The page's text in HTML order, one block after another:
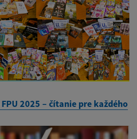
2025 – čítanie pre každého